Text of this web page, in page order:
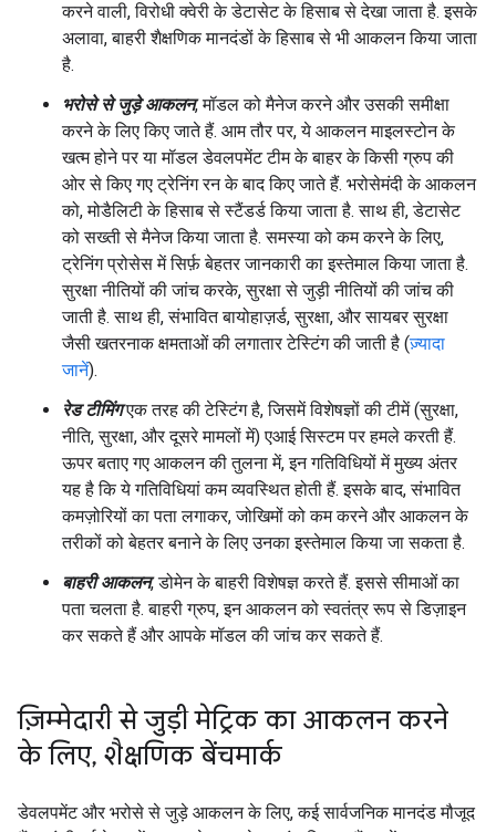
करने वाली, विरोधी क्वेरी के डेटासेट के हिसाब से देखा जाता है. इसके
अलावा, बाहरी शैक्षणिक मानदंडों के हिसाब से भी आकलन किया जाता
है.
भरोसे से जुड़े आकलन, मॉडल को मैनेज करने और उसकी समीक्षा
करने के लिए किए जाते हैं. आम तौर पर, ये आकलन माइलस्टोन के
खत्म होने पर या मॉडल डेवलपमेंट टीम के बाहर के किसी ग्रुप की
ओर से किए गए ट्रेनिंग रन के बाद किए जाते हैं. भरोसेमंदी के आकलन
को, मोडैलिटी के हिसाब से स्टैंडर्ड किया जाता है. साथ ही, डेटासेट
को सख्ती से मैनेज किया जाता है. समस्या को कम करने के लिए,
ट्रेनिंग प्रोसेस में सिर्फ़ बेहतर जानकारी का इस्तेमाल किया जाता है.
सुरक्षा नीतियों की जांच करके, सुरक्षा से जुड़ी नीतियों की जांच की
जाती है. साथ ही, संभावित बायोहाज़र्ड, सुरक्षा, और सायबर सुरक्षा
जैसी खतरनाक क्षमताओं की लगातार टेस्टिंग की जाती है (ज़्यादा
जानें).
रेड टीमिंगएक तरह की टेस्टिंग है, जिसमें विशेषज्ञों की टीमें (सुरक्षा,
नीति, सुरक्षा, और दूसरे मामलों में) एआई सिस्टम पर हमले करती हैं.
ऊपर बताए गए आकलन की तुलना में, इन गतिविधियों में मुख्य अंतर
यह है कि ये गतिविधियां कम व्यवस्थित होती हैं. इसके बाद, संभावित
कमज़ोरियों का पता लगाकर, जोखिमों को कम करने और आकलन के
तरीकों को बेहतर बनाने के लिए उनका इस्तेमाल किया जा सकता है.
बाहरी आकलन, डोमेन के बाहरी विशेषज्ञ करते हैं. इससे सीमाओं का
पता चलता है. बाहरी ग्रुप, इन आकलन को स्वतंत्र रूप से डिज़ाइन
कर सकते हैं और आपके मॉडल की जांच कर सकते हैं.
ज़िम्मेदारी से जुड़ी मेट्रिक का आकलन करने
के लिए, शैक्षणिक बेंचमार्क
डेवलपमेंट और भरोसे से जुड़े आकलन के लिए, कई सार्वजनिक मानदंड मौजूद